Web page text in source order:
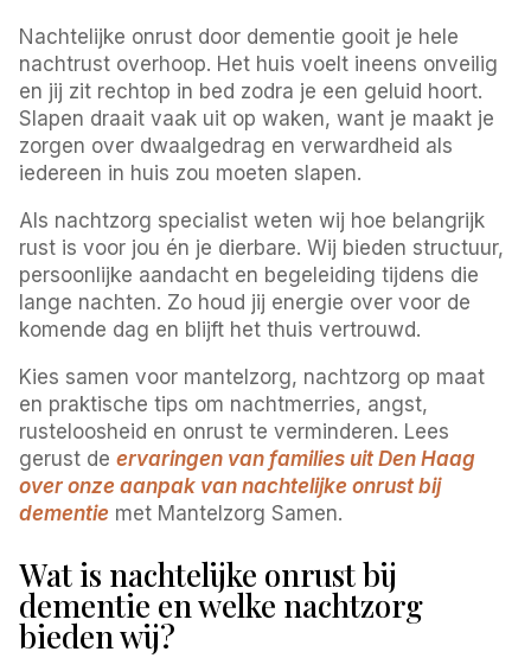
Nachtelijke onrust door dementie gooit je hele
nachtrust overhoop. Het huis voelt ineens onveilig
en jij zit rechtop in bed zodra je een geluid hoort.
Slapen draait vaak uit op waken, want je maakt je
zorgen over dwaalgedrag en verwardheid als
iedereen in huis zou moeten slapen.
Als nachtzorg specialist weten wij hoe belangrijk
rust is voor jou én je dierbare. Wij bieden structuur,
persoonlijke aandacht en begeleiding tijdens die
lange nachten. Zo houd jij energie over voor de
komende dag en blijft het thuis vertrouwd.
Kies samen voor mantelzorg, nachtzorg op maat
en praktische tips om nachtmerries, angst,
rusteloosheid en onrust te verminderen. Lees
gerust deervaringen van families uit Den Haag
over onze aanpak van nachtelijke onrust bij
dementie met Mantelzorg Samen.
Wat is nachtelijke onrust bij
dementie en welke nachtzorg
bieden wij?